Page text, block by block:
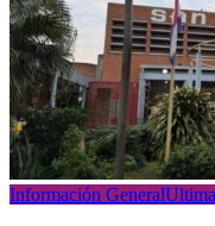
Información General